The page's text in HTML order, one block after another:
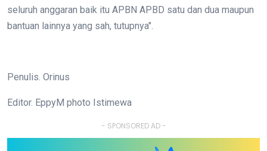
seluruh anggaran baik itu APBN APBD satu dan dua maupun
bantuan lainnya yang sah, tutupnya".
Penulis. Orinus
Editor. EppyM photo Istimewa
- SPONSORED AD -